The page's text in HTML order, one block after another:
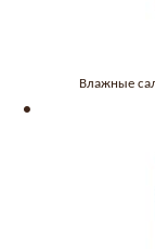
Влажные